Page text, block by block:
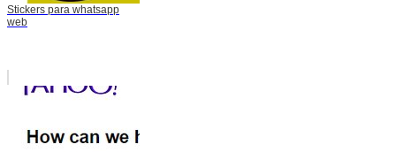
Stickers para whatsapp
web